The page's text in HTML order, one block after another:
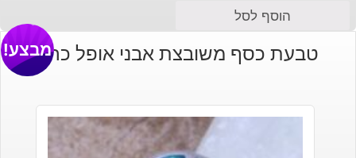
הוסף לסל
טבעת כסף משובצת אבני אופל כחולמבצע!